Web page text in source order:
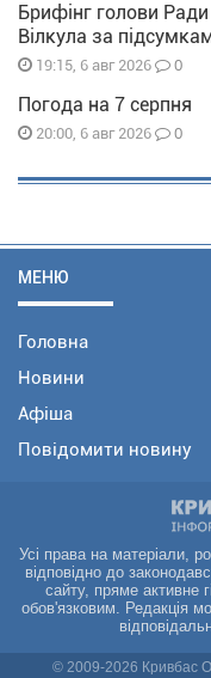
Брифінг голови
Вілкула за
19:15, 6 авг 2026 0
Погода на 7 серпня
20:00, 6 авг 2026 0
МЕНЮ
Головна
Новини
Афіша
Повідомити новину
Усі права на матеріали,
відповідно до
сайту, пряме активне
обов'язковим. Редакція
© 2009-2026 Кривбас